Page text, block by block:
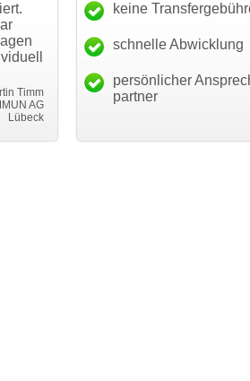
"Danke für den schnellen
Transfer und guten Service!"
Thomas Schäfer
i can eckert communication GmbH
"Ich
haben.
mein
keine
schnelle Abwicklung
persönlicher
partner